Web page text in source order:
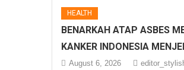
HEALTH
BENARKAH ATAP ASBES
KANKER INDONESIA
August 6, 2026